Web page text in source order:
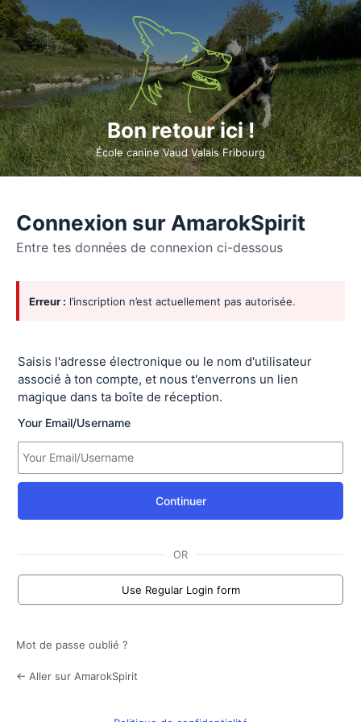
Connexion sur AmarokSpirit
Entre tes données de connexion ci-dessous
Se
connecter
Erreur : l’inscription n’est actuellement pas autorisée.
Saisis l'adresse électronique ou le nom d'utilisateur
associé à ton compte, et nous t'enverrons un lien
magique dans ta boîte de réception.
Your Email/Username
Continuer
OR
Use Regular Login form
Mot de passe oublié ?
← Aller sur AmarokSpirit
Bon retour ici !
École canine Vaud Valais Fribourg